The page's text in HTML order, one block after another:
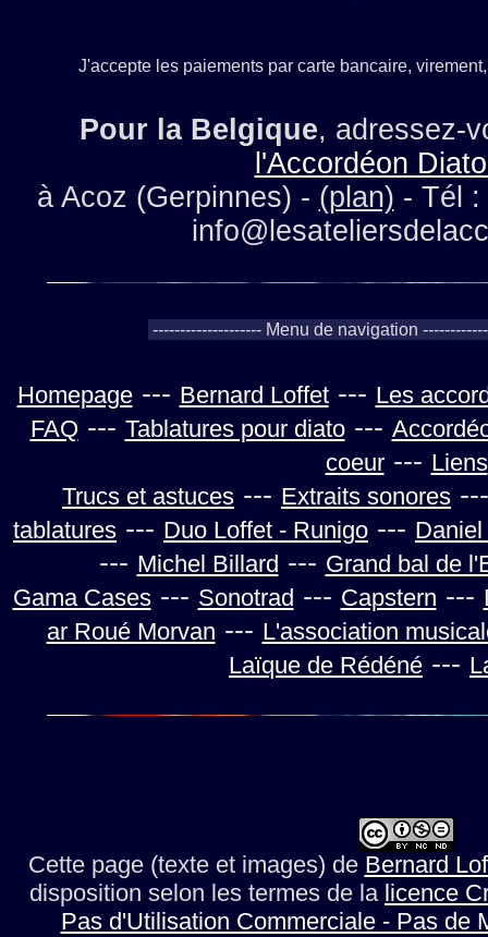
J'accepte les paiements par carte bancaire,
Pour la Belgique, adressez-
l'Accordéon
à Acoz (Gerpinnes) - (plan) - Tél :
Homepage--- Bernard Loffet--- Les
FAQ --- Tablatures pour diato---
coeur--- Liens
Trucs et astuces --- Extraits sonores
tablatures --- Duo Loffet - Runigo ---
--- Michel Billard --- Grand bal de
Gama Cases--- Sonotrad --- Capstern ---
ar Roué Morvan --- L'association
Laïque de Rédéné ---
Cette page (texte et images) de Bernard
disposition selon les termes de la licence
Pas d'Utilisation Commerciale - Pas de